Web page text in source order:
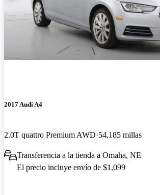
2017 Audi A4
2.0T quattro Premium AWD 54,185 millas
Transferencia a la tienda a Omaha, NE
El precio incluye envío de $1,099